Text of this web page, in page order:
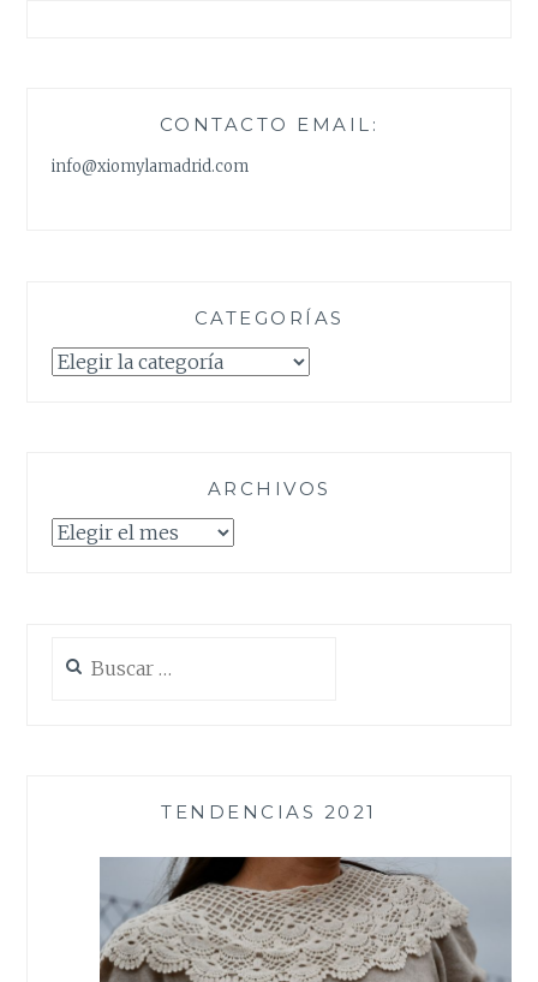
CONTACTO EMAIL:
info@xiomylamadrid.com
CATEGORÍAS
Categorías
ARCHIVOS
Archivos
TENDENCIAS 2021